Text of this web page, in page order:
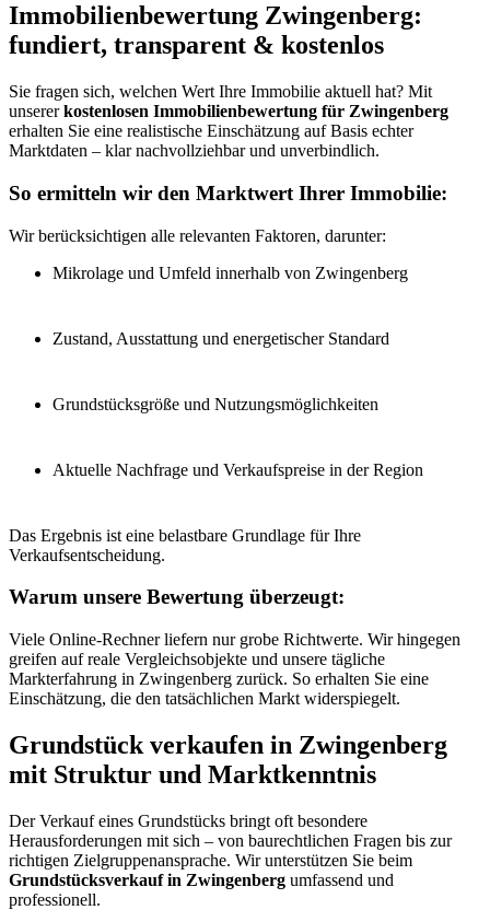
Immobilienbewertung Zwingenberg:
fundiert, transparent & kostenlos
Sie fragen sich, welchen Wert Ihre Immobilie aktuell hat? Mit
unsererkostenlosen Immobilienbewertung für Zwingenberg
erhalten Sie eine realistische Einschätzung auf Basis echter
Marktdaten – klar nachvollziehbar und unverbindlich.
So ermitteln wir den Marktwert Ihrer Immobilie:
Wir berücksichtigen alle relevanten Faktoren, darunter:
Mikrolage und Umfeld innerhalb von Zwingenberg
Zustand, Ausstattung und energetischer Standard
Grundstücksgröße und Nutzungsmöglichkeiten
Aktuelle Nachfrage und Verkaufspreise in der Region
Das Ergebnis ist eine belastbare Grundlage für Ihre
Verkaufsentscheidung.
Warum unsere Bewertung überzeugt:
Viele Online-Rechner liefern nur grobe Richtwerte. Wir hingegen
greifen auf reale Vergleichsobjekte und unsere tägliche
Markterfahrung in Zwingenberg zurück. So erhalten Sie eine
Einschätzung, die den tatsächlichen Markt widerspiegelt.
Grundstück verkaufen in Zwingenberg
mit Struktur und Marktkenntnis
Der Verkauf eines Grundstücks bringt oft besondere
Herausforderungen mit sich – von baurechtlichen Fragen bis zur
richtigen Zielgruppenansprache. Wir unterstützen Sie beim
Grundstücksverkauf in Zwingenberg umfassend und
professionell.